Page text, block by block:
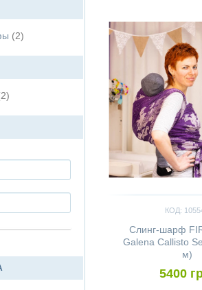
(2)
КОД:
Слинг-шарф
Galena Callisto
м)
5400